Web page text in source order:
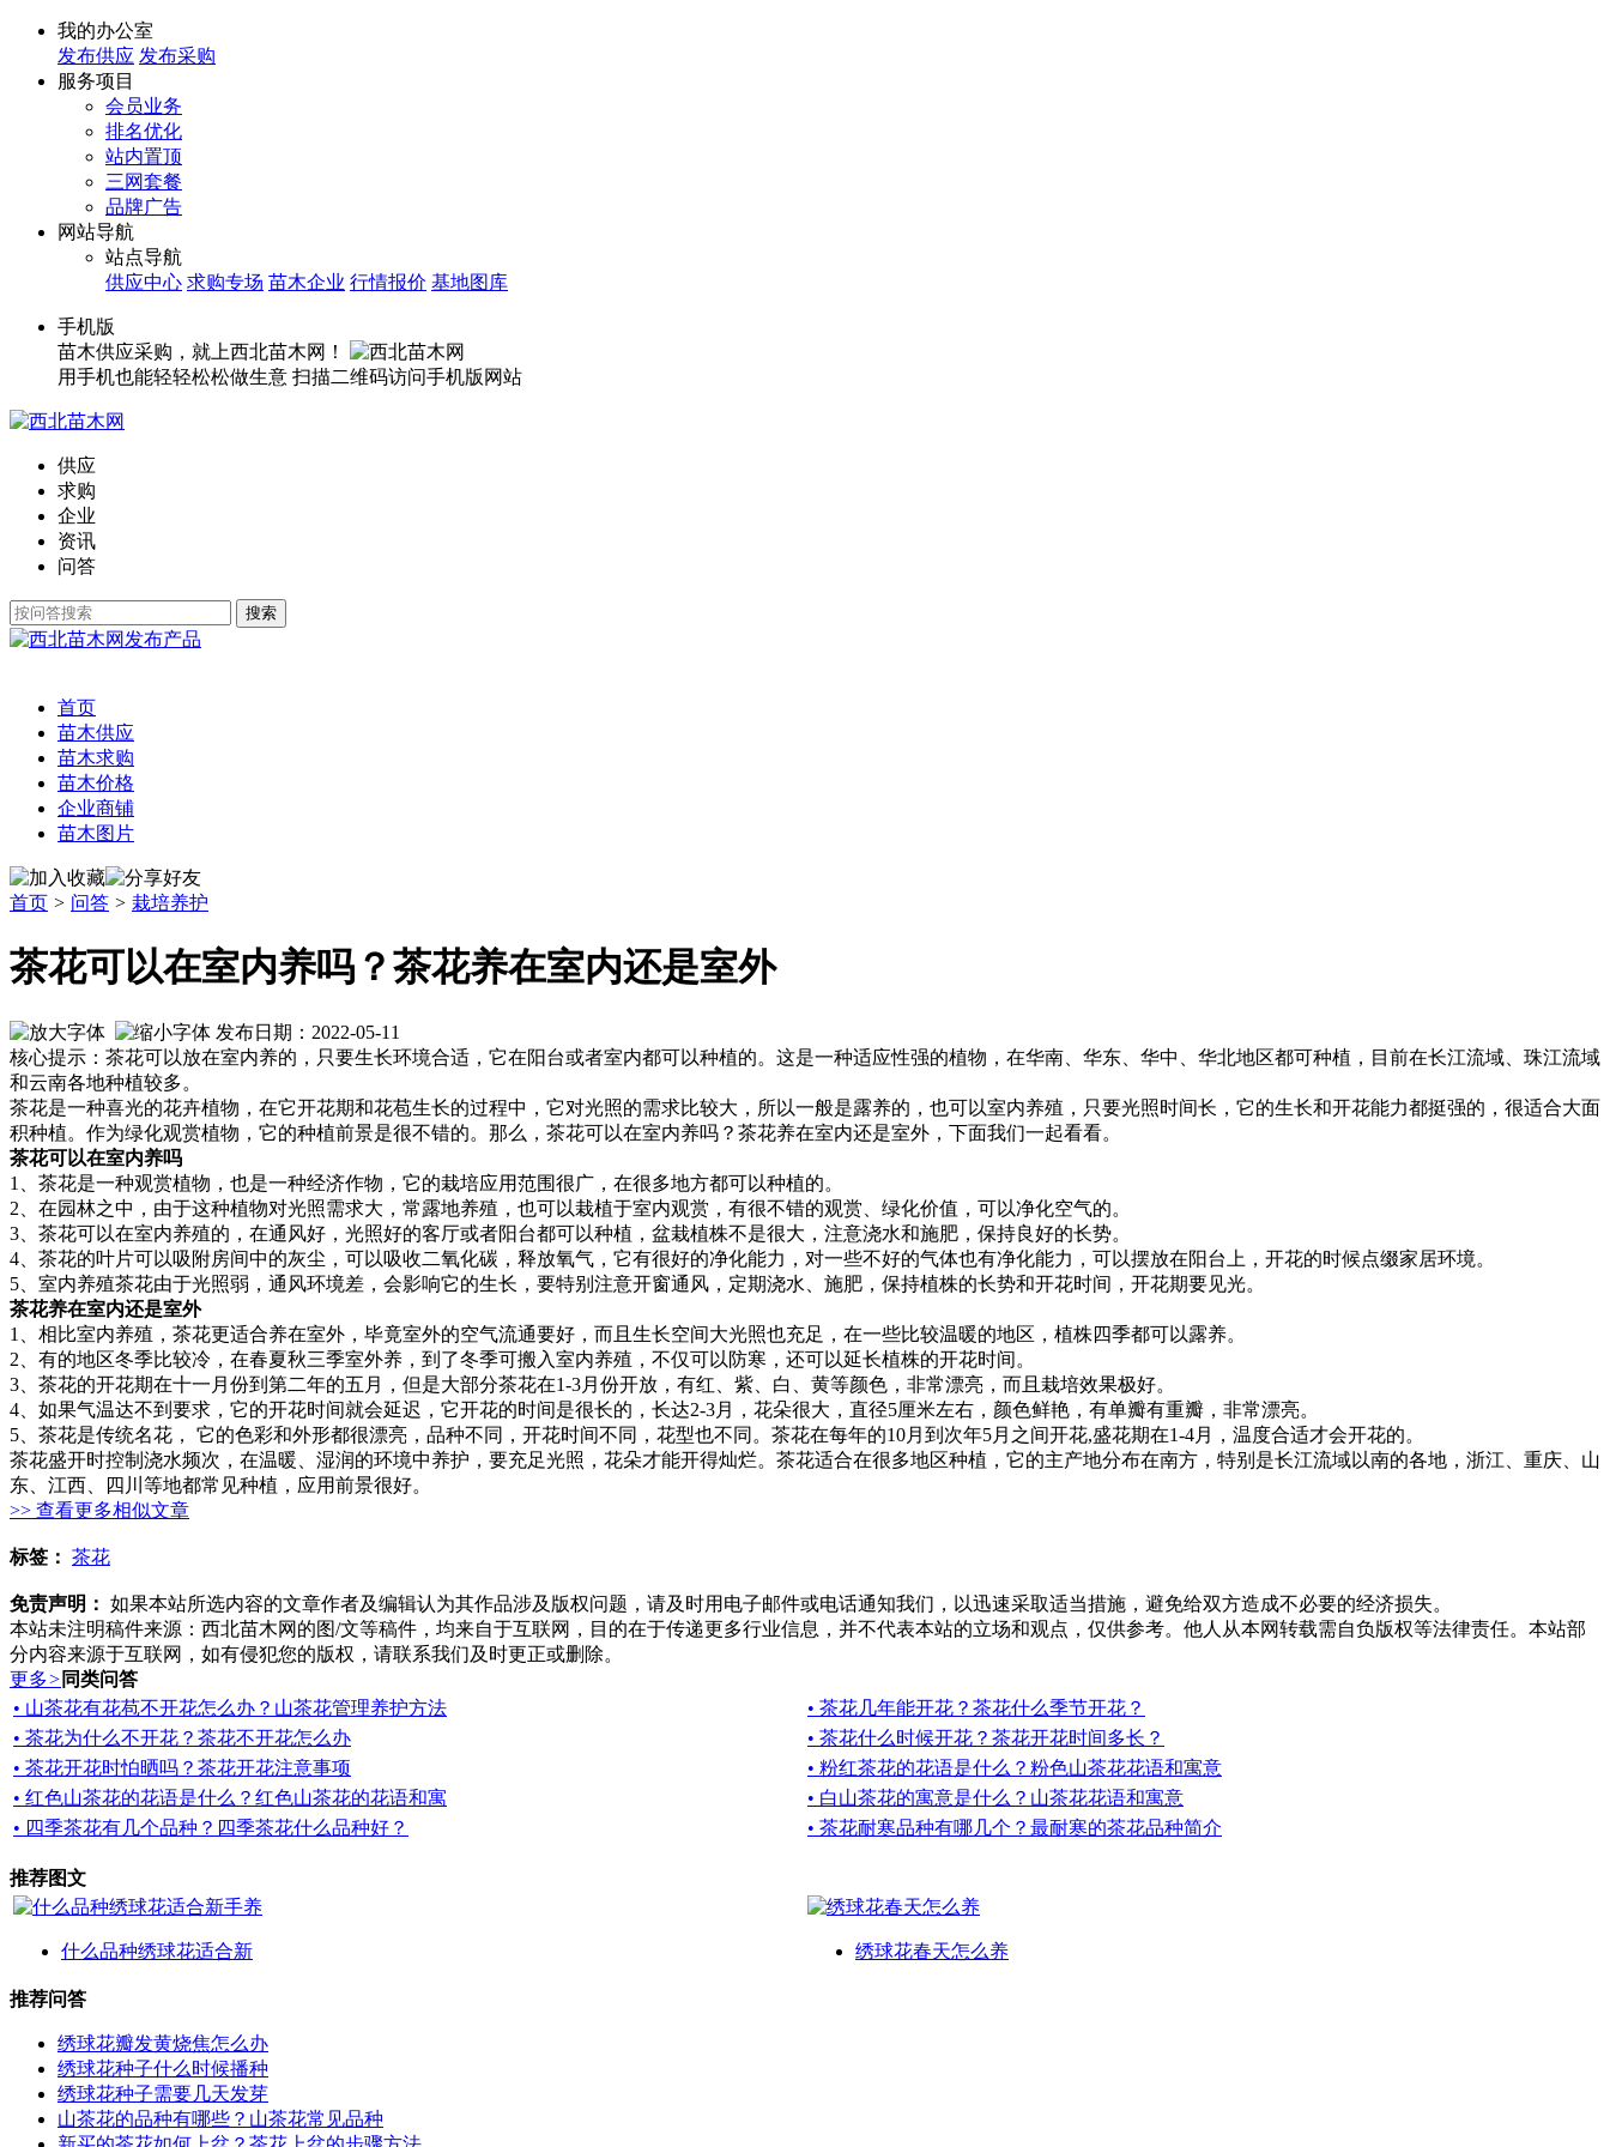
我的办公室
发布供应 发布采购
服务项目
会员业务
排名优化
站内置顶
三网套餐
品牌广告
网站导航
站点导航
供应中心 求购专场 苗木企业 行情报价 基地图库
手机版
苗木供应采购，就上西北苗木网！
用手机也能轻轻松松做生意 扫描二维码访问手机版网站
供应
求购
企业
资讯
问答
发布产品
首页
苗木供应
苗木求购
苗木价格
企业商铺
苗木图片
首页 > 问答 > 栽培养护
茶花可以在室内养吗？茶花养在室内还是室外
发布日期：2022-05-11
核心提示：茶花可以放在室内养的，只要生长环境合适，它在阳台或者室内都可以种植的。这是一种适应性强的植物，在华南、华东、华中、华北地区都可种植，目前在长江流域、珠江流域
和云南各地种植较多。
茶花是一种喜光的花卉植物，在它开花期和花苞生长的过程中，它对光照的需求比较大，所以一般是露养的，也可以室内养殖，只要光照时间长，它的生长和开花能力都挺强的，很适合大面
积种植。作为绿化观赏植物，它的种植前景是很不错的。那么，茶花可以在室内养吗？茶花养在室内还是室外，下面我们一起看看。
茶花可以在室内养吗
1、茶花是一种观赏植物，也是一种经济作物，它的栽培应用范围很广，在很多地方都可以种植的。
2、在园林之中，由于这种植物对光照需求大，常露地养殖，也可以栽植于室内观赏，有很不错的观赏、绿化价值，可以净化空气的。
3、茶花可以在室内养殖的，在通风好，光照好的客厅或者阳台都可以种植，盆栽植株不是很大，注意浇水和施肥，保持良好的长势。
4、茶花的叶片可以吸附房间中的灰尘，可以吸收二氧化碳，释放氧气，它有很好的净化能力，对一些不好的气体也有净化能力，可以摆放在阳台上，开花的时候点缀家居环境。
5、室内养殖茶花由于光照弱，通风环境差，会影响它的生长，要特别注意开窗通风，定期浇水、施肥，保持植株的长势和开花时间，开花期要见光。
茶花养在室内还是室外
1、相比室内养殖，茶花更适合养在室外，毕竟室外的空气流通要好，而且生长空间大光照也充足，在一些比较温暖的地区，植株四季都可以露养。
2、有的地区冬季比较冷，在春夏秋三季室外养，到了冬季可搬入室内养殖，不仅可以防寒，还可以延长植株的开花时间。
3、茶花的开花期在十一月份到第二年的五月，但是大部分茶花在1-3月份开放，有红、紫、白、黄等颜色，非常漂亮，而且栽培效果极好。
4、如果气温达不到要求，它的开花时间就会延迟，它开花的时间是很长的，长达2-3月，花朵很大，直径5厘米左右，颜色鲜艳，有单瓣有重瓣，非常漂亮。
5、茶花是传统名花， 它的色彩和外形都很漂亮，品种不同，开花时间不同，花型也不同。茶花在每年的10月到次年5月之间开花,盛花期在1-4月，温度合适才会开花的。
茶花盛开时控制浇水频次，在温暖、湿润的环境中养护，要充足光照，花朵才能开得灿烂。茶花适合在很多地区种植，它的主产地分布在南方，特别是长江流域以南的各地，浙江、重庆、山
东、江西、四川等地都常见种植，应用前景很好。
>> 查看更多相似文章
标签： 茶花
免责声明： 如果本站所选内容的文章作者及编辑认为其作品涉及版权问题，请及时用电子邮件或电话通知我们，以迅速采取适当措施，避免给双方造成不必要的经济损失。
本站未注明稿件来源：西北苗木网的图/文等稿件，均来自于互联网，目的在于传递更多行业信息，并不代表本站的立场和观点，仅供参考。他人从本网转载需自负版权等法律责任。本站部
分内容来源于互联网，如有侵犯您的版权，请联系我们及时更正或删除。
更多> 同类问答
• 山茶花有花苞不开花怎么办？山茶花管理养护方法
• 茶花几年能开花？茶花什么季节开花？
• 茶花为什么不开花？茶花不开花怎么办
• 茶花什么时候开花？茶花开花时间多长？
• 茶花开花时怕晒吗？茶花开花注意事项
• 粉红茶花的花语是什么？粉色山茶花花语和寓意
• 红色山茶花的花语是什么？红色山茶花的花语和寓
• 白山茶花的寓意是什么？山茶花花语和寓意
• 四季茶花有几个品种？四季茶花什么品种好？
• 茶花耐寒品种有哪几个？最耐寒的茶花品种简介
推荐图文
什么品种绣球花适合新 绣球花春天怎么养
推荐问答
绣球花瓣发黄烧焦怎么办
绣球花种子什么时候播种
绣球花种子需要几天发芽
山茶花的品种有哪些？山茶花常见品种